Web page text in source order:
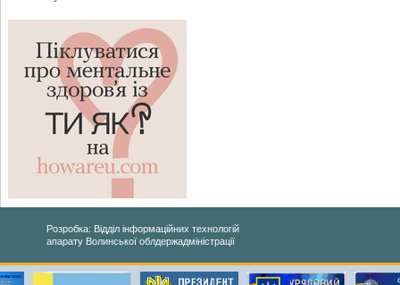
Розробка: Відділ інформаційних технологій
апарату Волинської облдержадміністрації